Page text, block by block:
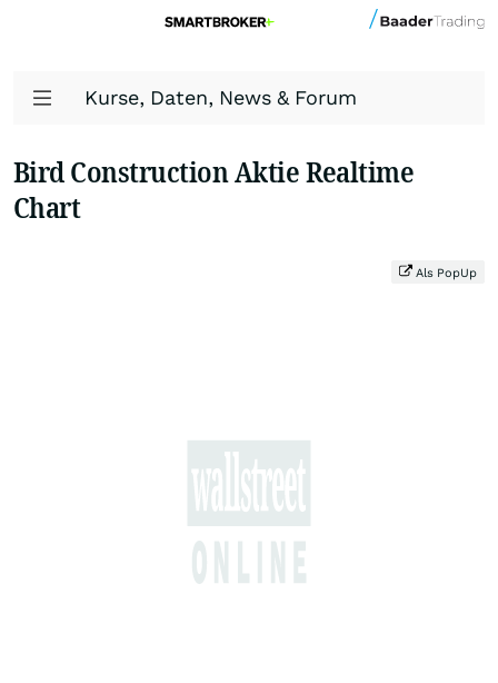
Kurse, Daten, News & Forum
Bird Construction Aktie Realtime
Chart
Als PopUp